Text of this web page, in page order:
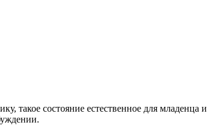
такое состояние естественное для младенца и